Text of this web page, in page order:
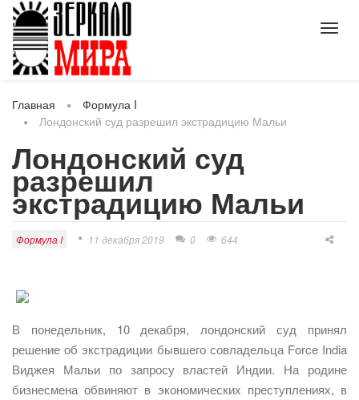
Главная
Формула I
Лондонский суд разрешил экстрадицию Мальи
Лондонский суд
разрешил
экстрадицию Мальи
Формула I 11 декабря 2019 0 644
В понедельник, 10 декабря, лондонский суд принял
решение об экстрадиции бывшего совладельца Force India
Виджея Мальи по запросу властей Индии. На родине
бизнесмена обвиняют в экономических преступлениях, в